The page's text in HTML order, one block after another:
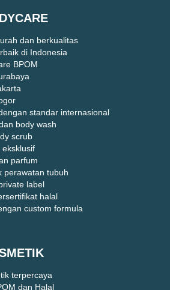
dan berkualitas
di Indonesia
BPOM
standar internasional
body wash
scrub
eksklusif
parfum
perawatan tubuh
label
halal
custom formula
terpercaya
dan Halal